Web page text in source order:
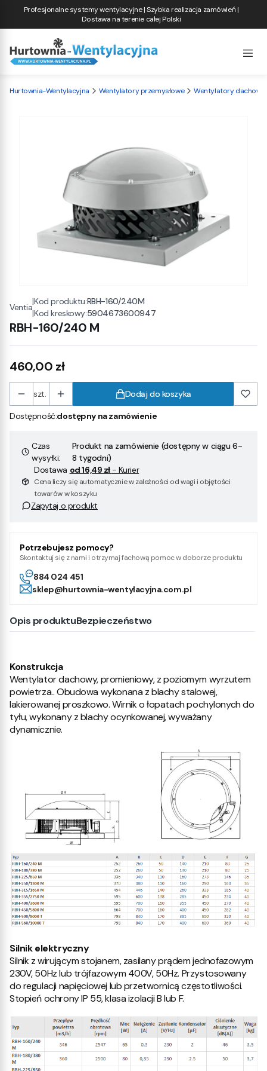
Profesjonalne systemy wentylacyjne | Szybka realizacja zamówień |
Dostawa na terenie całej Polski
Hurtownia-Wentylacyjna Wentylatory przemysłowe Wentylatory dachowe
Ventia
|Kod produktu:RBH-160/240M
|Kod kreskowy:5904673600947
RBH-160/240 M
Cena
460,00 zł
szt. Dodaj do koszyka
Dostępność:dostępny na zamówienie
Czas
wysyłki:
Produkt na zamówienie (dostępny w ciągu 6-
8 tygodni)
Dostawa od 16,49 zł - Kurier
Cena liczy się automatycznie w zależności od wagi i objętości
towarów w koszyku
Zapytaj o produkt
Potrzebujesz pomocy?
Skontaktuj się z nami i otrzymaj fachową pomoc w doborze produktu
884 024 451
sklep@hurtownia-wentylacyjna.com.pl
Opis produktuBezpieczeństwo
Konstrukcja
Wentylator dachowy, promieniowy, z poziomym wyrzutem
powietrza.. Obudowa wykonana z blachy stalowej,
lakierowanej proszkowo. Wirnik o łopatach pochylonych do
tyłu, wykonany z blachy ocynkowanej, wyważany
dynamicznie.
Silnik elektryczny
Silnik z wirującym stojanem, zasilany prądem jednofazowym
230V, 50Hz lub trójfazowym 400V, 50Hz. Przystosowany
do regulacji napięciowej lub przetwornicą częstotliwości.
Stopień ochrony IP 55, klasa izolacji B lub F.